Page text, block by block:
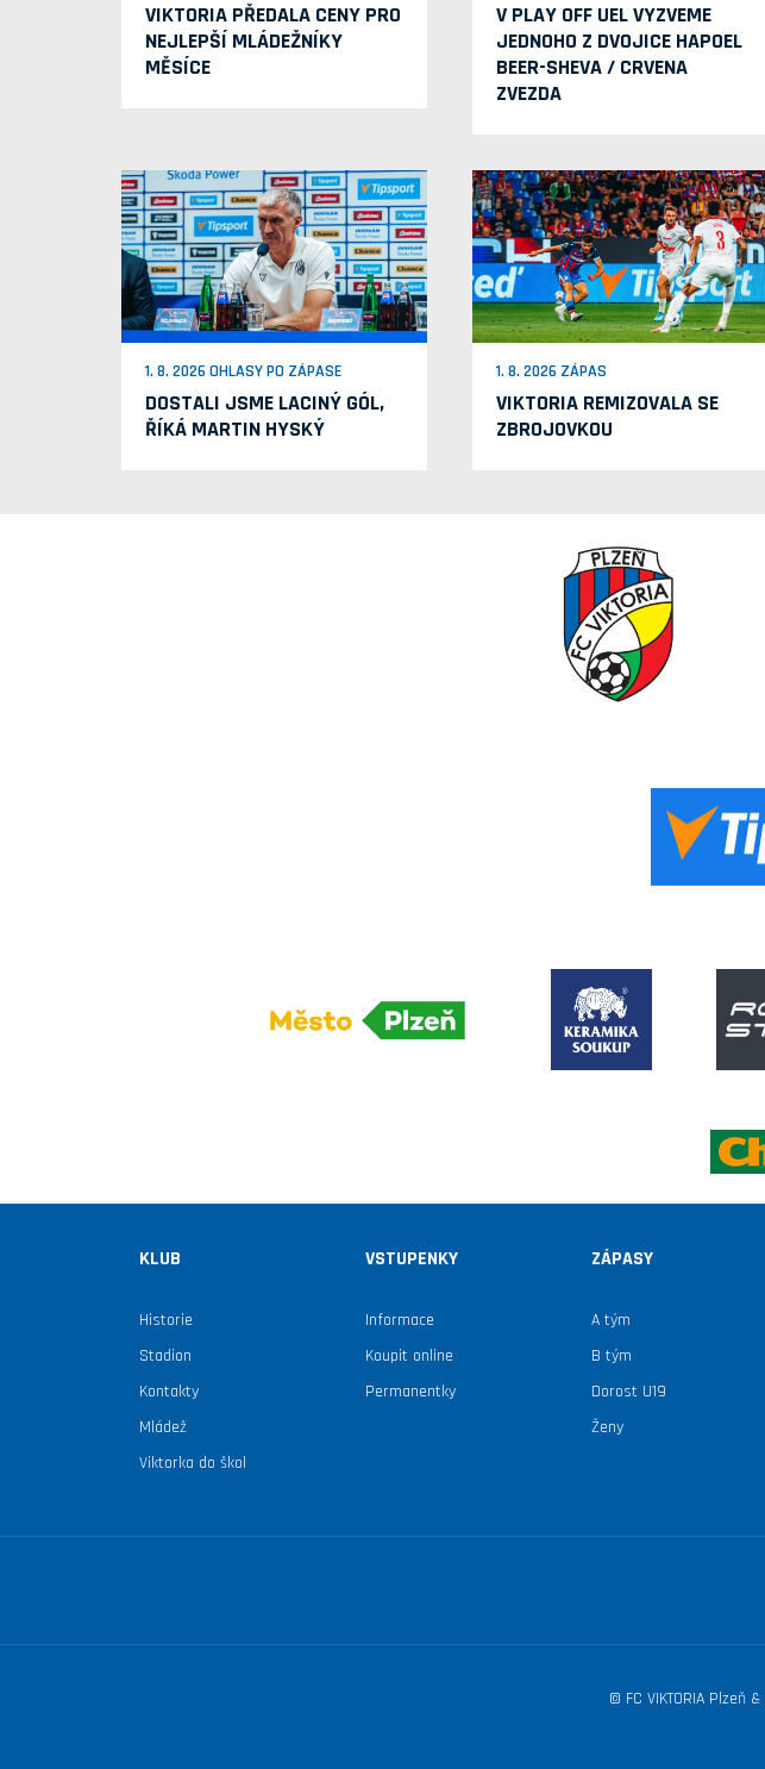
VIKTORIA PŘEDALA CENY PRO
NEJLEPŠÍ MLÁDEŽNÍKY
MĚSÍCE
V PLAY OFF UEL VYZVEME
JEDNOHO Z DVOJICE HAPOEL
BEER-SHEVA / CRVENA
ZVEZDA
1. 8. 2026 OHLASY PO ZÁPASE
DOSTALI JSME LACINÝ GÓL,
ŘÍKÁ MARTIN HYSKÝ
1. 8. 2026 ZÁPAS
VIKTORIA REMIZOVALA SE
ZBROJOVKOU
KLUB
Historie
Stadion
Kontakty
Mládež
Viktorka do škol
VSTUPENKY
Informace
Koupit online
Permanentky
ZÁPASY
A tým
B tým
Dorost U19
Ženy
© FC VIKTORIA Plzeň &